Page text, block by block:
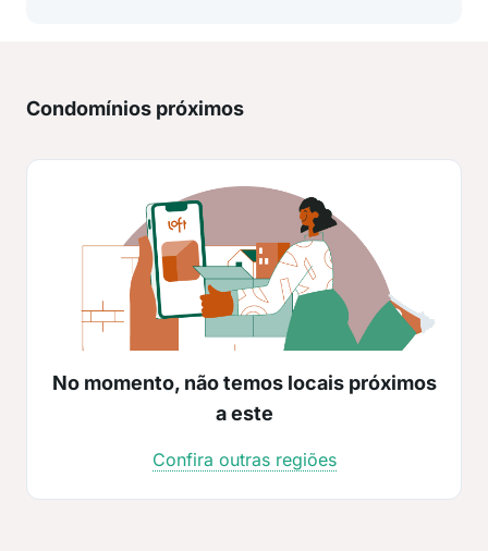
Condomínios próximos
No momento, não temos locais próximos
a este
Confira outras regiões